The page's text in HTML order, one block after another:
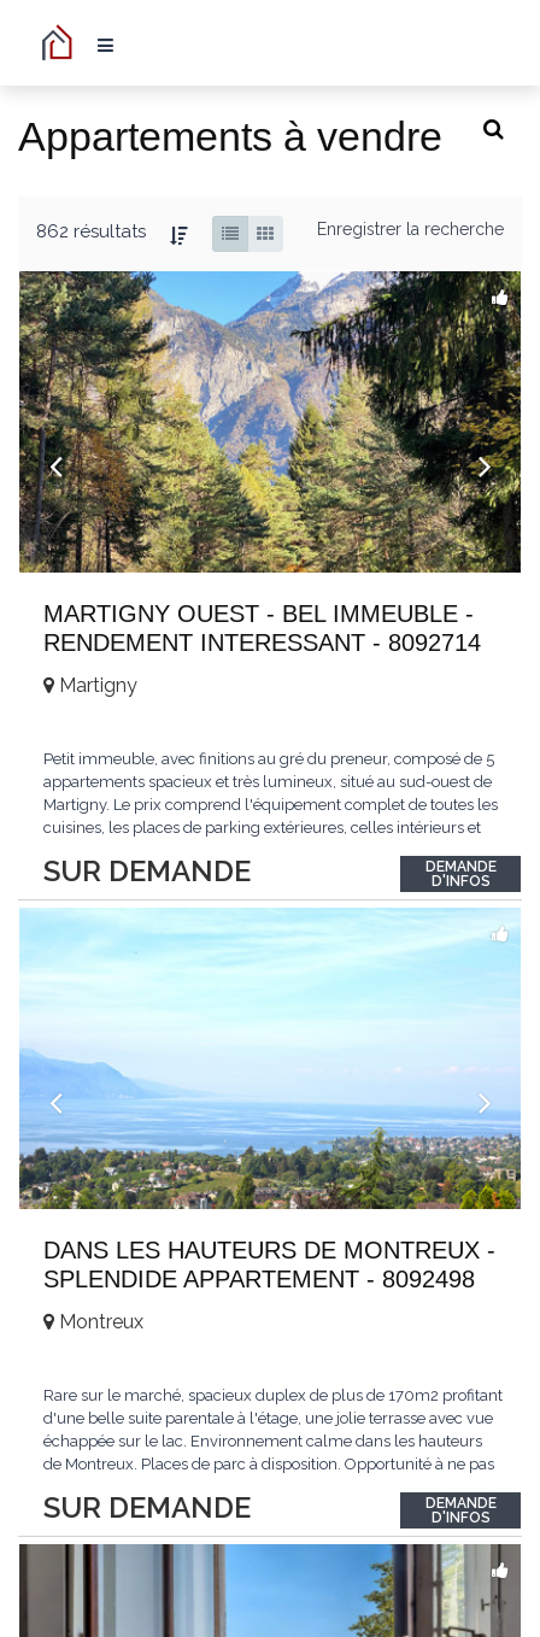
Appartements à vendre
862 résultats Enregistrer la recherche
MARTIGNY OUEST - BEL IMMEUBLE -
RENDEMENT INTERESSANT - 8092714
SUR DEMANDE
Martigny
Petit immeuble, avec finitions au gré du preneur, composé de 5
appartements spacieux et très lumineux, situé au sud-ouest de
Martigny. Le prix comprend l'équipement complet de toutes les
cuisines, les places de parking extérieures, celles intérieurs et
opportunité exclusive avec un rendement intéressant. Plus
d'informations...
DEMANDE
D'INFOS
DANS LES HAUTEURS DE MONTREUX -
SPLENDIDE APPARTEMENT - 8092498
SUR DEMANDE
Montreux
Rare sur le marché, spacieux duplex de plus de 170m2 profitant
d'une belle suite parentale à l'étage, une jolie terrasse avec vue
échappée sur le lac. Environnement calme dans les hauteurs
de Montreux. Places de parc à disposition. Opportunité à ne pas
auf dem Markt, geräumiges Duplex von mehr als 170m2 mit
einer schönen...
DEMANDE
D'INFOS